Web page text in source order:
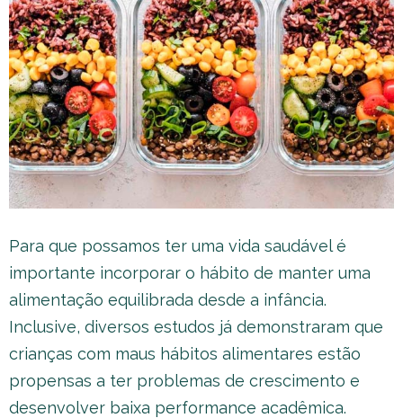
Para que possamos ter uma vida saudável é
importante incorporar o hábito de manter uma
alimentação equilibrada desde a infância.
Inclusive, diversos estudos já demonstraram que
crianças com maus hábitos alimentares estão
propensas a ter problemas de crescimento e
desenvolver baixa performance acadêmica.